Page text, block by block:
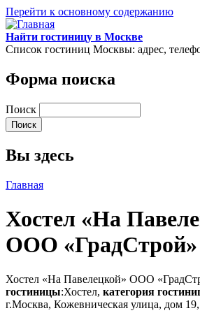
Перейти к основному содержанию
Найти гостиницу в Москве
Список гостиниц Москвы: адрес,
Форма поиска
Поиск
Вы здесь
Главная
Хостел «На
ООО «ГрадСтрой»
Хостел «На Павелецкой» ООО
гостиницы:Хостел, категория
г.Москва, Кожевническая улица, дом